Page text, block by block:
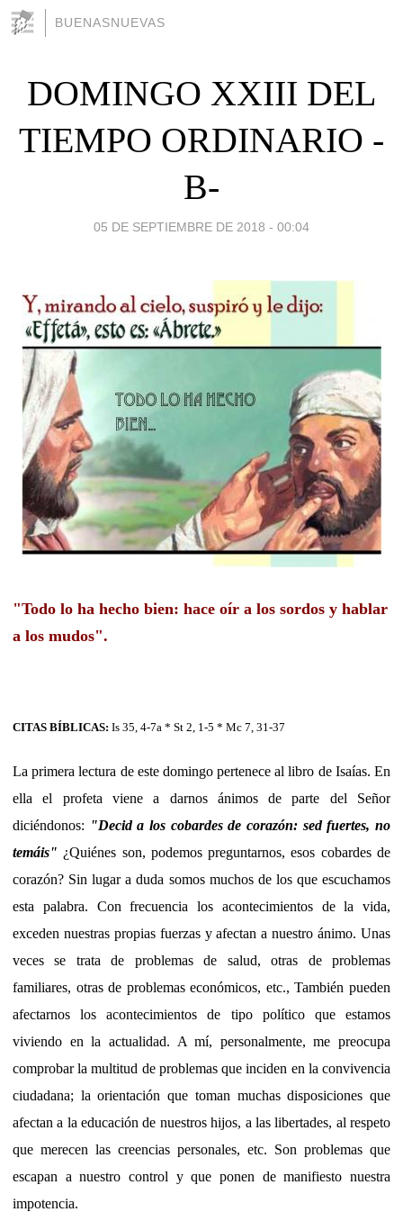
BUENASNUEVAS
DOMINGO XXIII DEL
TIEMPO ORDINARIO -
B-
05 DE SEPTIEMBRE DE 2018 - 00:04
"Todo lo ha hecho bien: hace oír a los sordos y hablar
a los mudos".
CITAS BÍBLICAS: Is 35, 4-7a * St 2, 1-5 * Mc 7, 31-37
La primera lectura de este domingo pertenece al libro de Isaías. En
ella el profeta viene a darnos ánimos de parte del Señor
diciéndonos: "Decid a los cobardes de corazón: sed fuertes, no
temáis" ¿Quiénes son, podemos preguntarnos, esos cobardes de
corazón? Sin lugar a duda somos muchos de los que escuchamos
esta palabra. Con frecuencia los acontecimientos de la vida,
exceden nuestras propias fuerzas y afectan a nuestro ánimo. Unas
veces se trata de problemas de salud, otras de problemas
familiares, otras de problemas económicos, etc., También pueden
afectarnos los acontecimientos de tipo político que estamos
viviendo en la actualidad. A mí, personalmente, me preocupa
comprobar la multitud de problemas que inciden en la convivencia
ciudadana; la orientación que toman muchas disposiciones que
afectan a la educación de nuestros hijos, a las libertades, al respeto
que merecen las creencias personales, etc. Son problemas que
escapan a nuestro control y que ponen de manifiesto nuestra
impotencia.